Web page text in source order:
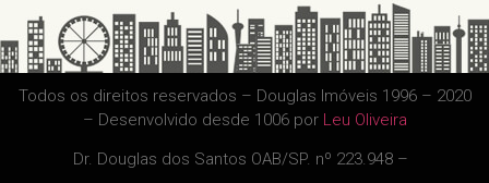
Todos os direitos reservados – Douglas Imóveis 1996 – 2020
– Desenvolvido desde 1006 por Leu Oliveira
Dr. Douglas dos Santos OAB/SP. nº 223.948 –